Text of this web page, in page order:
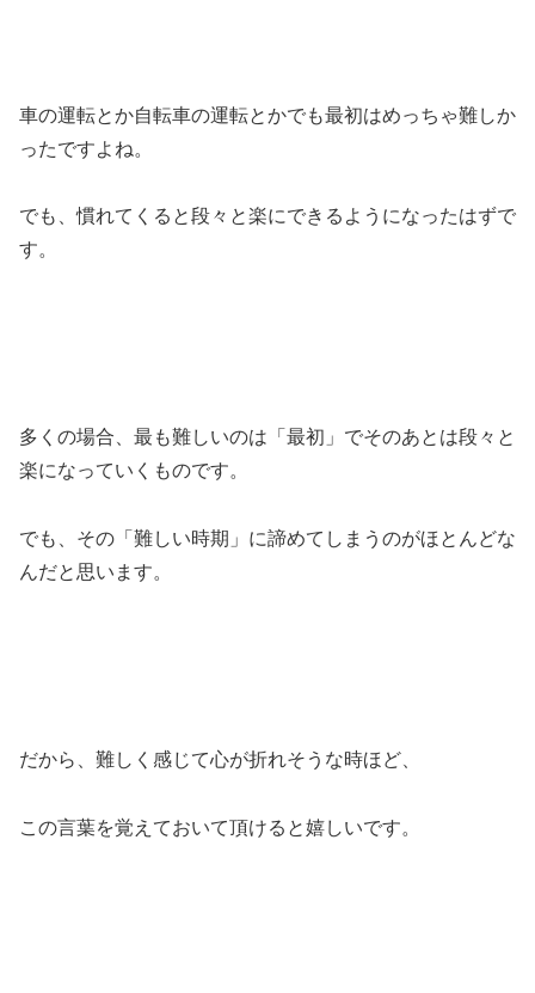
車の運転とか自転車の運転とかでも最初はめっちゃ難しか
ったですよね。
でも、慣れてくると段々と楽にできるようになったはずで
す。
多くの場合、最も難しいのは「最初」でそのあとは段々と
楽になっていくものです。
でも、その「難しい時期」に諦めてしまうのがほとんどな
んだと思います。
だから、難しく感じて心が折れそうな時ほど、
この言葉を覚えておいて頂けると嬉しいです。